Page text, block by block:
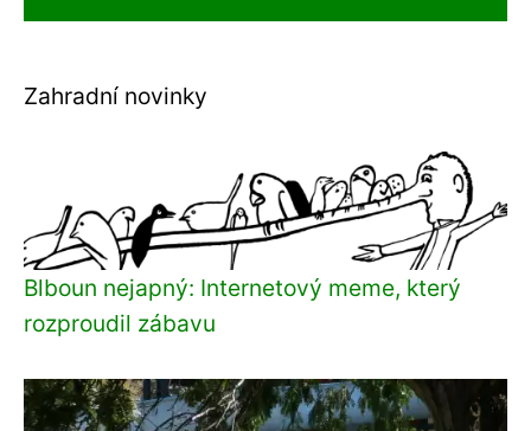
Zahradní novinky
Blboun nejapný: Internetový meme, který
rozproudil zábavu